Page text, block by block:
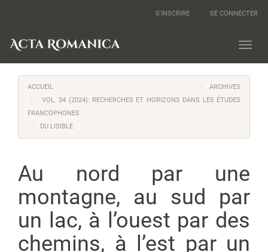
principal
latérale
S'INSCRIRE SE CONNECTER
ACCUEIL
ARCHIVES
VOL. 34 (2024): RECHERCHES ET HORIZONS DANS LES ÉTUDES
FRANCOPHONES
DU LISIBLE
Au nord par une
montagne, au sud par
un lac, à l’ouest par des
chemins, à l’est par un